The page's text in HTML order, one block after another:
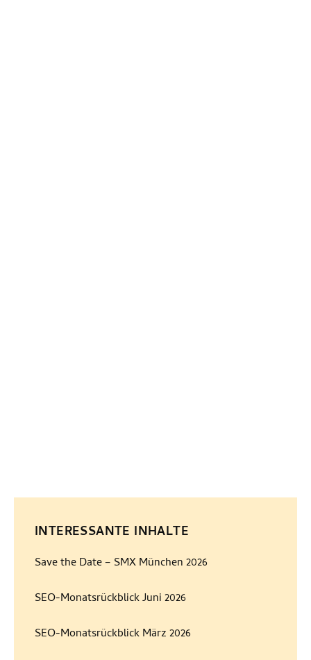
INTERESSANTE INHALTE
Save the Date – SMX München 2026
SEO-Monatsrückblick Juni 2026
SEO-Monatsrückblick März 2026